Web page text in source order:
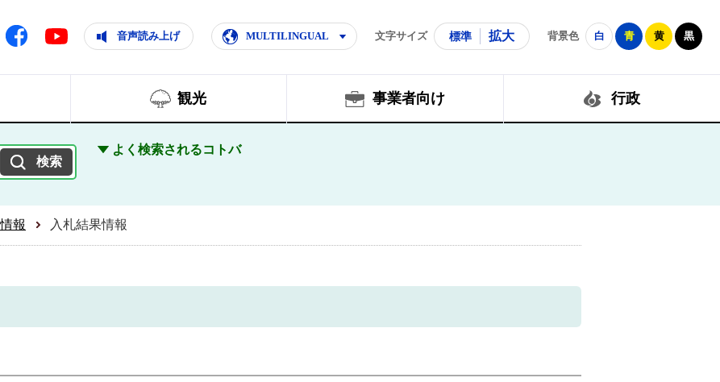
に輝く住みよいまち
Facebook Youtube 音声読み上げ MULTILINGUAL 文字サイズ 標準 拡大 背景色 白 青 黄 黒
観光 事業者向け 行政
よく検索されるコトバ
報 入札結果情報